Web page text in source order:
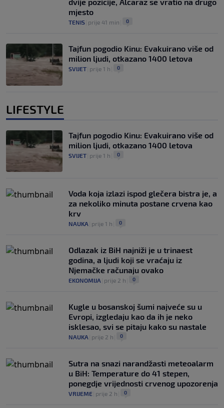
dvije pozicije, Alcaraz se vratio na drugo
mjesto
TENIS prije 41 min 0
Tajfun pogodio Kinu: Evakuirano više od
milion ljudi, otkazano 1400 letova
SVIJET prije 1 h 0
LIFESTYLE
Tajfun pogodio Kinu: Evakuirano više od
milion ljudi, otkazano 1400 letova
SVIJET prije 1 h 0
Voda koja izlazi ispod glečera bistra je, a
za nekoliko minuta postane crvena kao
krv
NAUKA prije 1 h 0
Odlazak iz BiH najniži je u trinaest
godina, a ljudi koji se vraćaju iz
Njemačke računaju ovako
EKONOMIJA prije 2 h 0
Kugle u bosanskoj šumi najveće su u
Evropi, izgledaju kao da ih je neko
isklesao, svi se pitaju kako su nastale
NAUKA prije 2 h 0
Sutra na snazi narandžasti meteoalarm
u BiH: Temperature do 41 stepen,
ponegdje vrijednosti crvenog upozorenja
VRIJEME prije 2 h 0